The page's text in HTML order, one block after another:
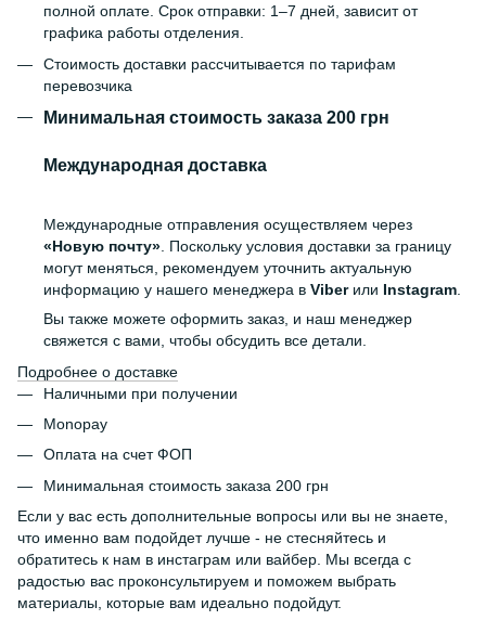
полной оплате. Срок отправки: 1–7 дней, зависит от
графика работы отделения.
Стоимость доставки рассчитывается по тарифам
перевозчика
Минимальная стоимость заказа 200 грн
Международная доставка
Международные отправления осуществляем через
«Новую почту» . Поскольку условия доставки за границу
могут меняться, рекомендуем уточнить актуальную
информацию у нашего менеджера в Viberили Instagram
Вы также можете оформить заказ, и наш менеджер
свяжется с вами, чтобы обсудить все детали.
Подробнее о доставке
Наличными при получении
Monopay
Оплата на счет ФОП
Минимальная стоимость заказа 200 грн
Если у вас есть дополнительные вопросы или вы не знаете,
что именно вам подойдет лучше - не стесняйтесь и
обратитесь к нам в инстаграм или вайбер. Мы всегда с
радостью вас проконсультируем и поможем выбрать
материалы, которые вам идеально подойдут.